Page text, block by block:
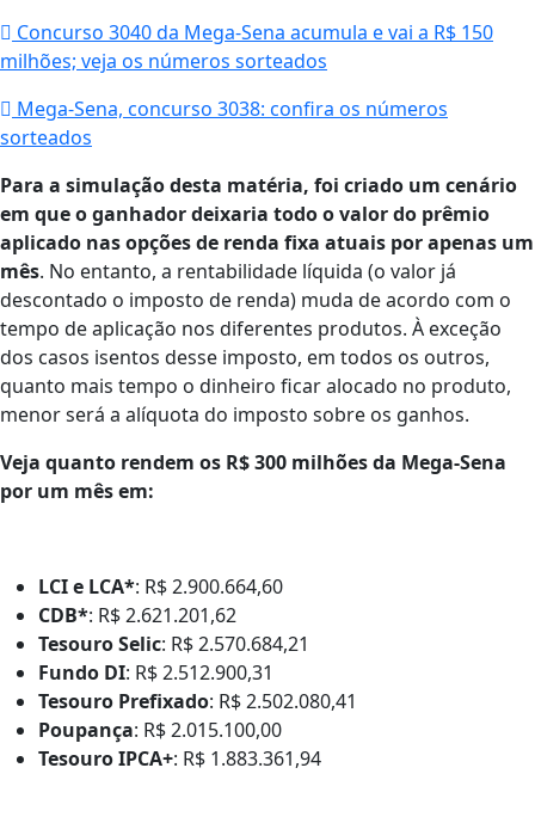
Concurso 3040 da Mega-Sena acumula e vai a R$ 150
milhões; veja os números sorteados
Mega-Sena, concurso 3038: confira os números
sorteados
Para a simulação desta matéria, foi criado um cenário
em que o ganhador deixaria todo o valor do prêmio
aplicado nas opções de renda fixa atuais por apenas um
mês. No entanto, a rentabilidade líquida (o valor já
descontado o imposto de renda) muda de acordo com o
tempo de aplicação nos diferentes produtos. À exceção
dos casos isentos desse imposto, em todos os outros,
quanto mais tempo o dinheiro ficar alocado no produto,
menor será a alíquota do imposto sobre os ganhos.
Veja quanto rendem os R$ 300 milhões da Mega-Sena
por um mês em:
LCI e LCA*: R$ 2.900.664,60
CDB*: R$ 2.621.201,62
Tesouro Selic: R$ 2.570.684,21
Fundo DI: R$ 2.512.900,31
Tesouro Prefixado: R$ 2.502.080,41
Poupança: R$ 2.015.100,00
Tesouro IPCA+: R$ 1.883.361,94